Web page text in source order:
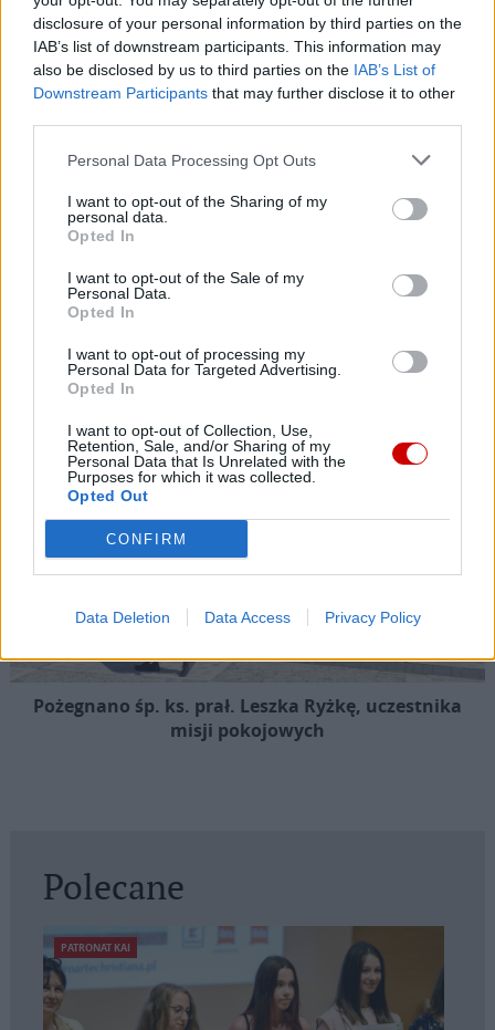
disclosure of your personal information by third parties on the
IAB’s list of downstream participants. This information may
also be disclosed by us to third parties on the IAB’s List of
Downstream Participants that may further disclose it to other
Personal Data Processing Opt Outs
I want to opt-out of the Sharing of my
personal data.
Opted In
I want to opt-out of the Sale of my
Personal Data.
Opted In
I want to opt-out of processing my
Personal Data for Targeted Advertising.
Opted In
I want to opt-out of Collection, Use,
Retention, Sale, and/or Sharing of my
Personal Data that Is Unrelated with the
Purposes for which it was collected.
Opted Out
CONFIRM
Data Deletion Data Access Privacy Policy
Przewodniczący KEP na temat przygotowań do wizyty
Pożegnano śp. ks. prał. Leszka Ryżkę, uczestnika
misji pokojowych
Polecane
PATRONAT KAI